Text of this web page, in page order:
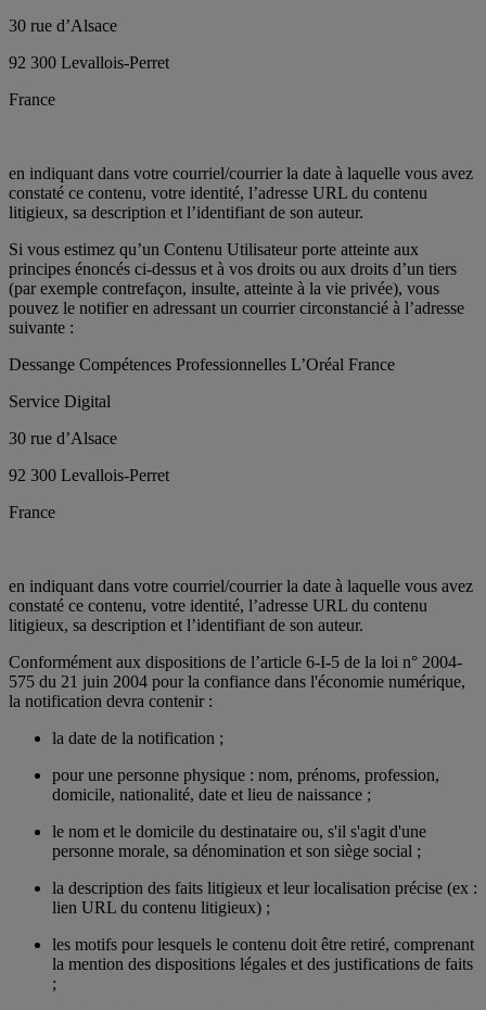
30 rue d’Alsace
92 300 Levallois-Perret
France
en indiquant dans votre courriel/courrier la date à laquelle vous avez
constaté ce contenu, votre identité, l’adresse URL du contenu
litigieux, sa description et l’identifiant de son auteur.
Si vous estimez qu’un Contenu Utilisateur porte atteinte aux
principes énoncés ci-dessus et à vos droits ou aux droits d’un tiers
(par exemple contrefaçon, insulte, atteinte à la vie privée), vous
pouvez le notifier en adressant un courrier circonstancié à l’adresse
suivante :
Dessange Compétences Professionnelles L’Oréal France
Service Digital
30 rue d’Alsace
92 300 Levallois-Perret
France
en indiquant dans votre courriel/courrier la date à laquelle vous avez
constaté ce contenu, votre identité, l’adresse URL du contenu
litigieux, sa description et l’identifiant de son auteur.
Conformément aux dispositions de l’article 6-I-5 de la loi n° 2004-
575 du 21 juin 2004 pour la confiance dans l'économie numérique,
la notification devra contenir :
la date de la notification ;
pour une personne physique : nom, prénoms, profession,
domicile, nationalité, date et lieu de naissance ;
le nom et le domicile du destinataire ou, s'il s'agit d'une
personne morale, sa dénomination et son siège social ;
la description des faits litigieux et leur localisation précise (ex :
lien URL du contenu litigieux) ;
les motifs pour lesquels le contenu doit être retiré, comprenant
la mention des dispositions légales et des justifications de faits
;